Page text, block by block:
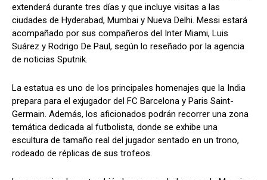
extenderá durante tres días y que incluye visitas a las
ciudades de Hyderabad, Mumbai y Nueva Delhi. Messi estará
acompañado por sus compañeros del Inter Miami, Luis
Suárez y Rodrigo De Paul, según lo reseñado por la agencia
de noticias Sputnik.
La estatua es uno de los principales homenajes que la India
prepara para el exjugador del FC Barcelona y Paris Saint-
Germain. Además, los aficionados podrán recorrer una zona
temática dedicada al futbolista, donde se exhibe una
escultura de tamaño real del jugador sentado en un trono,
rodeado de réplicas de sus trofeos.